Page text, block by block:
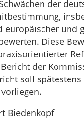
der
europäischer und
Diese
der
soll spätestens
Biedenkopf